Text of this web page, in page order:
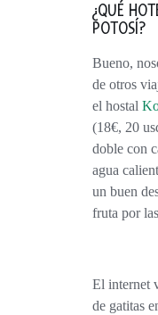
¿QUÉ HOTEL ESCOGER EN
POTOSÍ?
Bueno, nosotros por recomendación
de otros
el hostal
(18€, 20
doble con
agua
un buen
fruta por
El internet va muy bien y hay un par
de gatitas